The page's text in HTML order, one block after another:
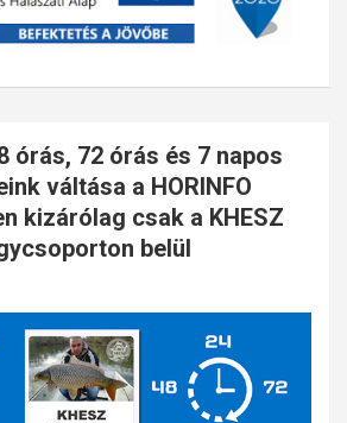
órás, 72 órás és 7 napos
váltása a HORINFO
kizárólag csak a KHESZ
belül